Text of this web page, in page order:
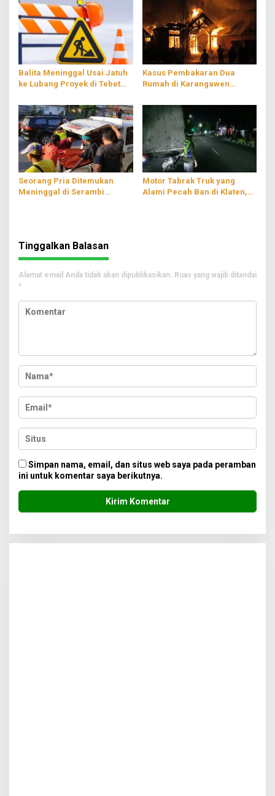
Balita Meninggal Usai Jatuh
ke Lubang Proyek di Tebet
Terjebak
Kasus Pembakaran Dua
Rumah di Karangawen
Pribadi
Seorang Pria Ditemukan
Meninggal di Serambi
Motor Tabrak Truk yang
Alami Pecah Ban di Klaten,
Tinggalkan Balasan
Alamat email Anda tidak akan dipublikasikan. Ruas yang wajib ditandai
*
Simpan nama, email, dan situs web saya pada peramban
ini untuk komentar saya berikutnya.